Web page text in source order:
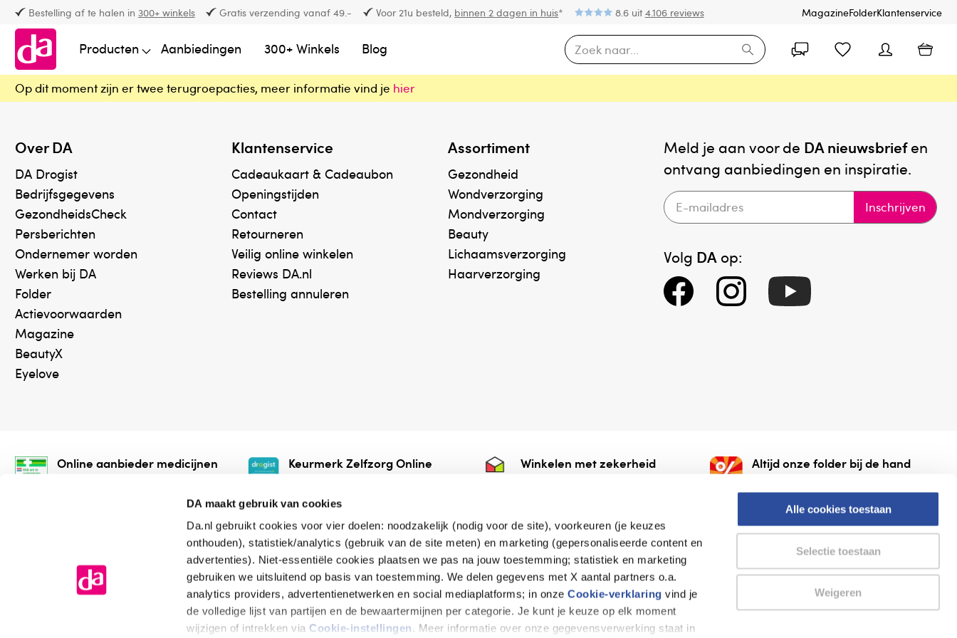
DA maakt gebruik van cookies
Da.nl gebruikt cookies voor vier doelen: noodzakelijk (nodig voor de site), voorkeuren (je keuzes
onthouden), statistiek/analytics (gebruik van de site meten) en marketing (gepersonaliseerde content en
advertenties). Niet-essentiële cookies plaatsen we pas na jouw toestemming; statistiek en marketing
gebruiken we uitsluitend op basis van toestemming. We delen gegevens met X aantal partners o.a.
analytics providers, advertentienetwerken en social mediaplatforms; in onzeCookie-verklaring vind je
de volledige lijst van partijen en de bewaartermijnen per categorie. Je kunt je keuze op elk moment
wijzigen of intrekken via Cookie-instellingen. Meer informatie over onze gegevensverwerking staat in
Alle cookies toestaan
Selectie toestaan
Weigeren
Bestelling af te halen in 300+ winkels Gratis verzending vanaf 49.- Voor 21u besteld, binnen 2 dagen in huis* 8.6 uit4.106 reviews MagazineFolderKlantenservice
Producten Aanbiedingen 300+ Winkels Blog
Op dit moment zijn er twee terugroepacties, meer informatie vind je hier
Over DA
DA Drogist
Bedrijfsgegevens
GezondheidsCheck
Persberichten
Ondernemer worden
Werken bij DA
Folder
Actievoorwaarden
Magazine
BeautyX
Eyelove
Klantenservice
Cadeaukaart & Cadeaubon
Openingstijden
Contact
Retourneren
Veilig online winkelen
Reviews DA.nl
Bestelling annuleren
Assortiment
Gezondheid
Wondverzorging
Mondverzorging
Beauty
Lichaamsverzorging
Haarverzorging
Meld je aan voor de DA nieuwsbriefen
ontvang aanbiedingen en inspiratie.
Inschrijven
Volg DA op:
Online aanbieder medicijnen
onze webshop mag verkopen.
Keurmerk Zelfzorg Online
online.
Winkelen met zekerheid Altijd onze folder bij de hand
AlleFolders.
de vriendelijke specialist
Algemene voorwaarden Cookieverklaring Disclaimer Privacy verklaring Thuiswinkel waarborg